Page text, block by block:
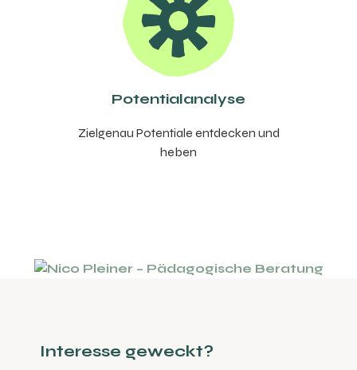
Poten­tial­analyse
Ziel­genau Poten­tiale entdecken und
heben
Inter­esse geweckt?